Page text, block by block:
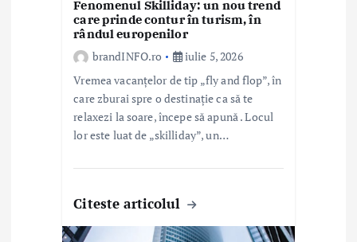
Fenomenul Skilliday: un nou trend
care prinde contur în turism, în
rândul europenilor
brandINFO.ro
iulie 5, 2026
Vremea vacanțelor de tip „fly and flop”, în
care zburai spre o destinație ca să te
relaxezi la soare, începe să apună . Locul
lor este luat de „skilliday”, un…
Citeste articolul